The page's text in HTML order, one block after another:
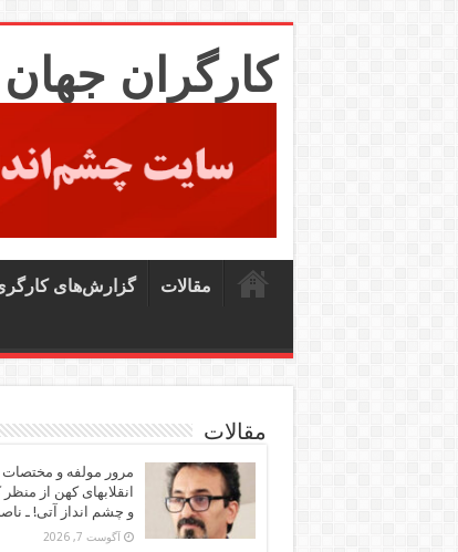
کارگران
مقالات گزارش‌های
مقالات
مرور مولفه و
انقلابهای کهن از
و چشم انداز آتی! ـ
آگوست 7, 2026